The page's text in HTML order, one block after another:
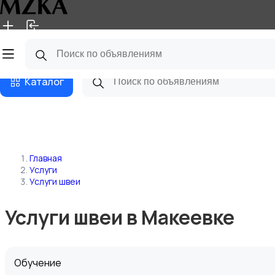
Главная Магазины
Каталог
Главная
Услуги
Услуги швеи
Услуги швеи в Макеевке
Обучение